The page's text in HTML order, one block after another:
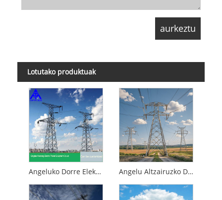
Lotutako produktuak
Angeluko ​​Dorre Elektrikoa Transmisio Dorrea Q235 SS400 Angelu Altzairuzko Dorreak